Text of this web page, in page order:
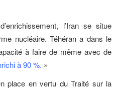
l’Iran se situe
nucléaire. Téhéran a dans le
à faire de même avec de
à 90 %. »
place en vertu du Traité sur la